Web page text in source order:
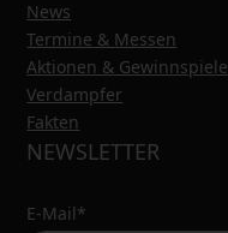
News
Termine & Messen
Aktionen & Gewinnspiele
Verdampfer
Fakten
NEWSLETTER
E-Mail*